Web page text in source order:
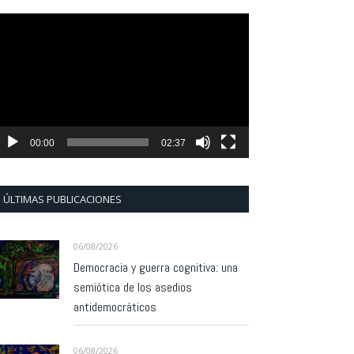
00:00 02:37
ÚLTIMAS PUBLICACIONES
06/08/2026
Democracia y guerra cognitiva: una
semiótica de los asedios
antidemocráticos
06/08/2026